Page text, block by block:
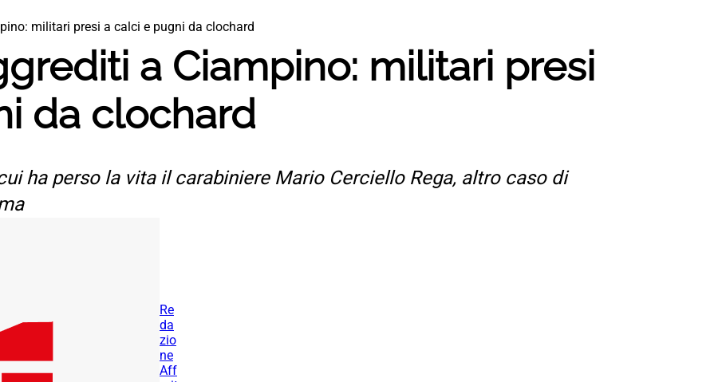
militari presi a calci e pugni da clochard
a Ciampino: militari presi
da clochard
ha perso la vita il carabiniere Mario Cerciello Rega, altro caso di
Re
da
zio
ne
Aff